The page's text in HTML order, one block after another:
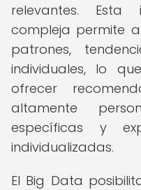
relevantes.
compleja permite
patrones,
individuales, lo
ofrecer
altamente
específicas y
individualizadas.
El Big Data